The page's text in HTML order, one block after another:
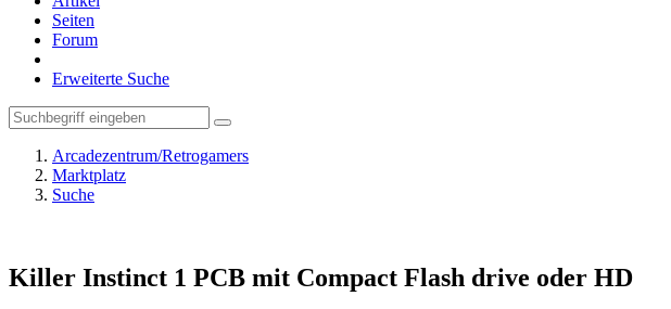
Seiten
Forum
Erweiterte Suche
Arcadezentrum/Retrogamers
Marktplatz
Suche
Killer Instinct 1 PCB mit Compact Flash drive oder HD